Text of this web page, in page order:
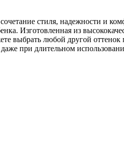
стиля, надежности и
Изготовленная из
выбрать любой другой
при длительном